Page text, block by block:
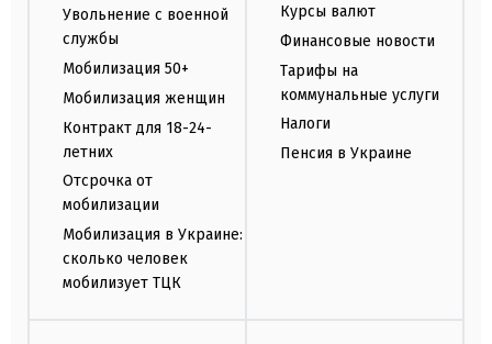
Увольнение с военной
службы
Мобилизация 50+
Мобилизация женщин
Контракт для 18-24-
летних
Отсрочка от
мобилизации
Мобилизация в Украине:
сколько человек
мобилизует ТЦК
Курсы валют
Финансовые новости
Тарифы на
коммунальные услуги
Налоги
Пенсия в Украине